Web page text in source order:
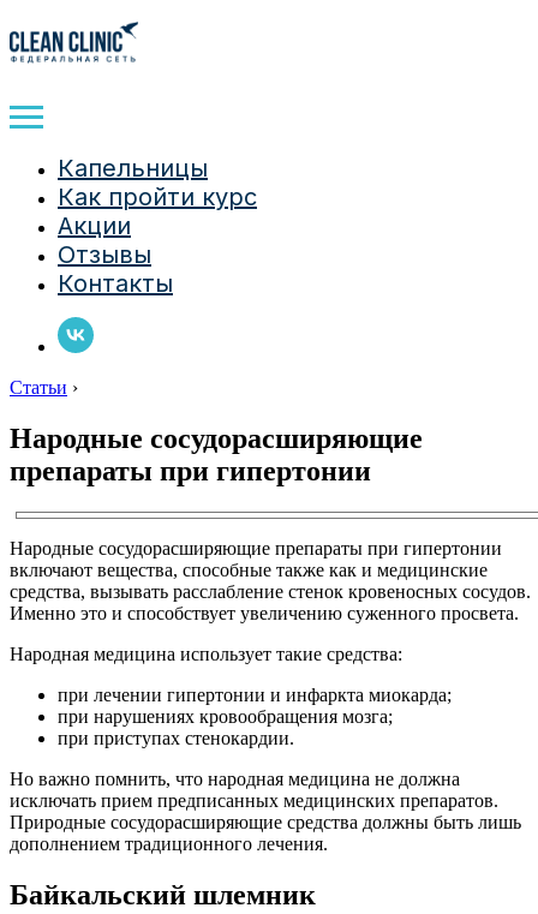
Капельницы
Как пройти курс
Акции
Отзывы
Контакты
Статьи ›
Народные сосудорасширяющие
препараты при гипертонии
Народные сосудорасширяющие препараты при гипертонии
включают вещества, способные также как и медицинские
средства, вызывать расслабление стенок кровеносных сосудов.
Именно это и способствует увеличению суженного просвета.
Народная медицина использует такие средства:
при лечении гипертонии и инфаркта миокарда;
при нарушениях кровообращения мозга;
при приступах стенокардии.
Но важно помнить, что народная медицина не должна
исключать прием предписанных медицинских препаратов.
Природные сосудорасширяющие средства должны быть лишь
дополнением традиционного лечения.
Байкальский шлемник